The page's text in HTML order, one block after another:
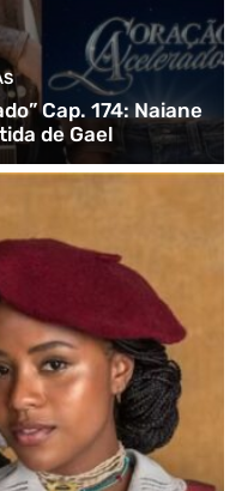
Cap. 174: Naiane
de Gael